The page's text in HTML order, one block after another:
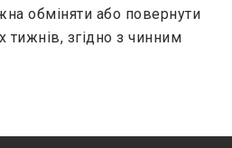
обміняти або повернути
згідно з чинним